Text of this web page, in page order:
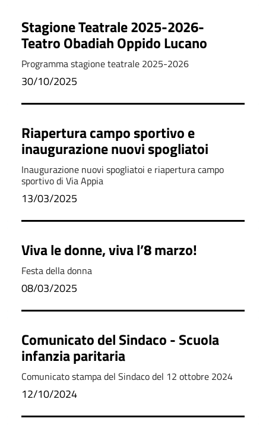
Stagione Teatrale 2025-2026-
Teatro Obadiah Oppido Lucano
Programma stagione teatrale 2025-2026
30/10/2025
Riapertura campo sportivo e
inaugurazione nuovi spogliatoi
Inaugurazione nuovi spogliatoi e riapertura campo
sportivo di Via Appia
13/03/2025
Viva le donne, viva l’8 marzo!
Festa della donna
08/03/2025
Comunicato del Sindaco - Scuola
infanzia paritaria
Comunicato stampa del Sindaco del 12 ottobre 2024
12/10/2024